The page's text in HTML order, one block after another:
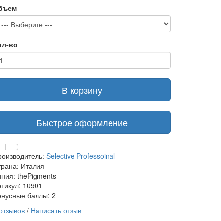
во
В корзину
Быстрое оформление
Selective Professoinal
Италия
thePigments
10901
баллы: 2
/ Написать отзыв